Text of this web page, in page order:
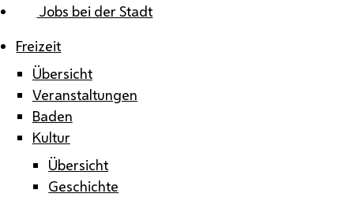
Jobs bei der Stadt
Freizeit
Übersicht
Veranstaltungen
Baden
Kultur
Übersicht
Geschichte